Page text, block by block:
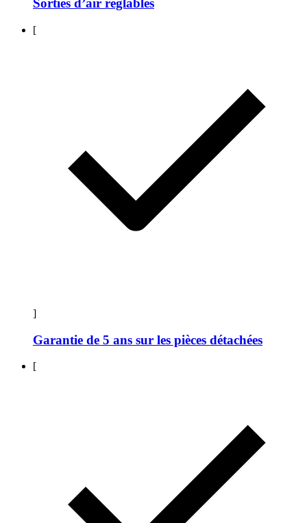
Sorties d’air réglables
[
]
Garantie de 5 ans sur les pièces détachées
[